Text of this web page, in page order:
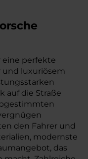
eine perfekte
und luxuriösem
auf die Straße
den Fahrer und
modernste
das